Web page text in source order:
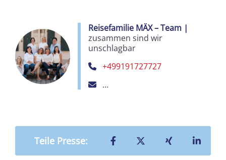
Reisefamilie MÄX – Team |
zusammen sind wir
unschlagbar
+499191727727
forchheim@reisefamiliemaex.de
Teile Presse: Teilen auf Facebook
Teilen auf X
Teilen auf